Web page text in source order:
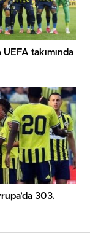
UEFA takımında
303.